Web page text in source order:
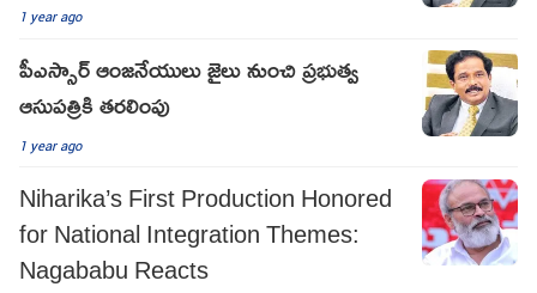
1 year ago
పీఎస్సార్ ఆంజనేయులు జైలు నుంచి ప్రభుత్వ
ఆసుపత్రికి తరలింపు
1 year ago
Niharika’s First Production Honored
for National Integration Themes:
Nagababu Reacts